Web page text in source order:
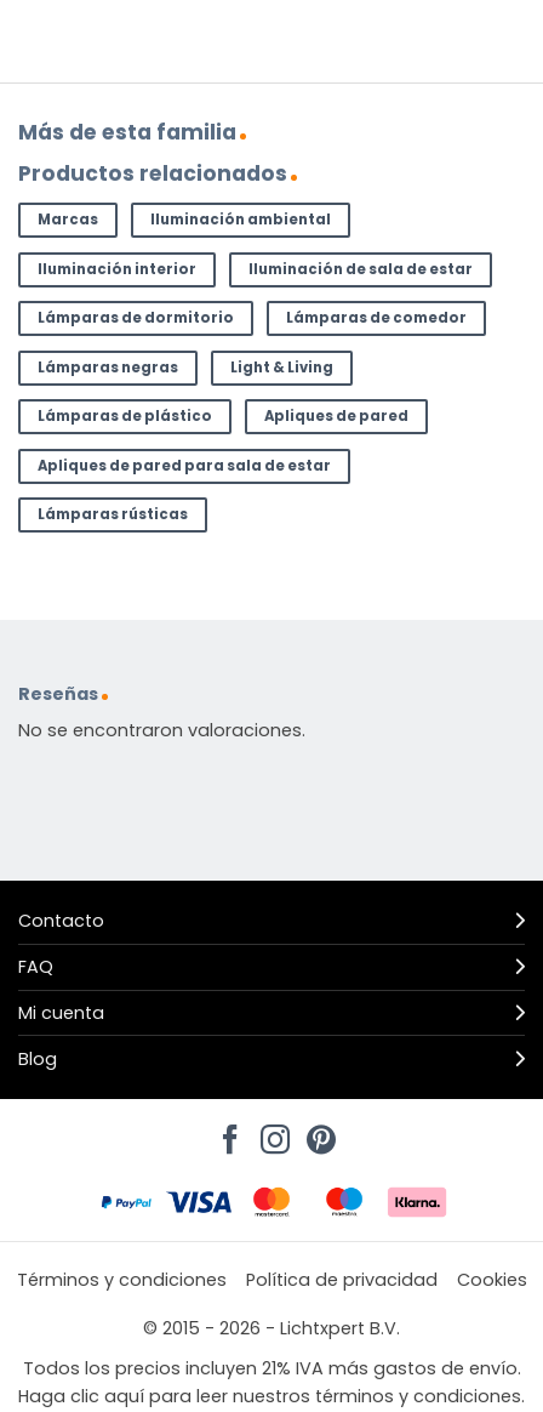
Más de esta familia
Productos relacionados
Marcas Iluminación ambiental
Iluminación interior Iluminación de sala de estar
Lámparas de dormitorio Lámparas de comedor
Lámparas negras Light & Living
Lámparas de plástico Apliques de pared
Apliques de pared para sala de estar
Lámparas rústicas
Reseñas
No se encontraron valoraciones.
Contacto
FAQ
Mi cuenta
Blog
Términos y condiciones Política de privacidad
Cookies
© 2015 - 2026 - Lichtxpert B.V.
Todos los precios incluyen 21% IVA más gastos de envío.
Haga clic aquí para leer nuestros términos y condiciones.